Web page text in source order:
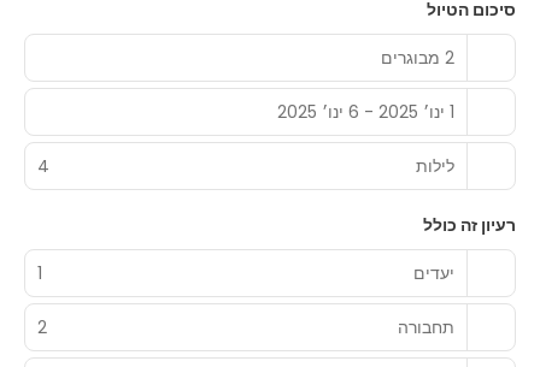
סיכום הטיול
2 מבוגרים
1 ינו׳ 2025 - 6 ינו׳ 2025
לילות 4
רעיון זה כולל
יעדים
1
תחבורה 2